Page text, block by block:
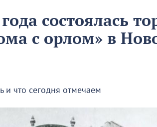
состоялась
с орлом» в
и что сегодня отмечаем